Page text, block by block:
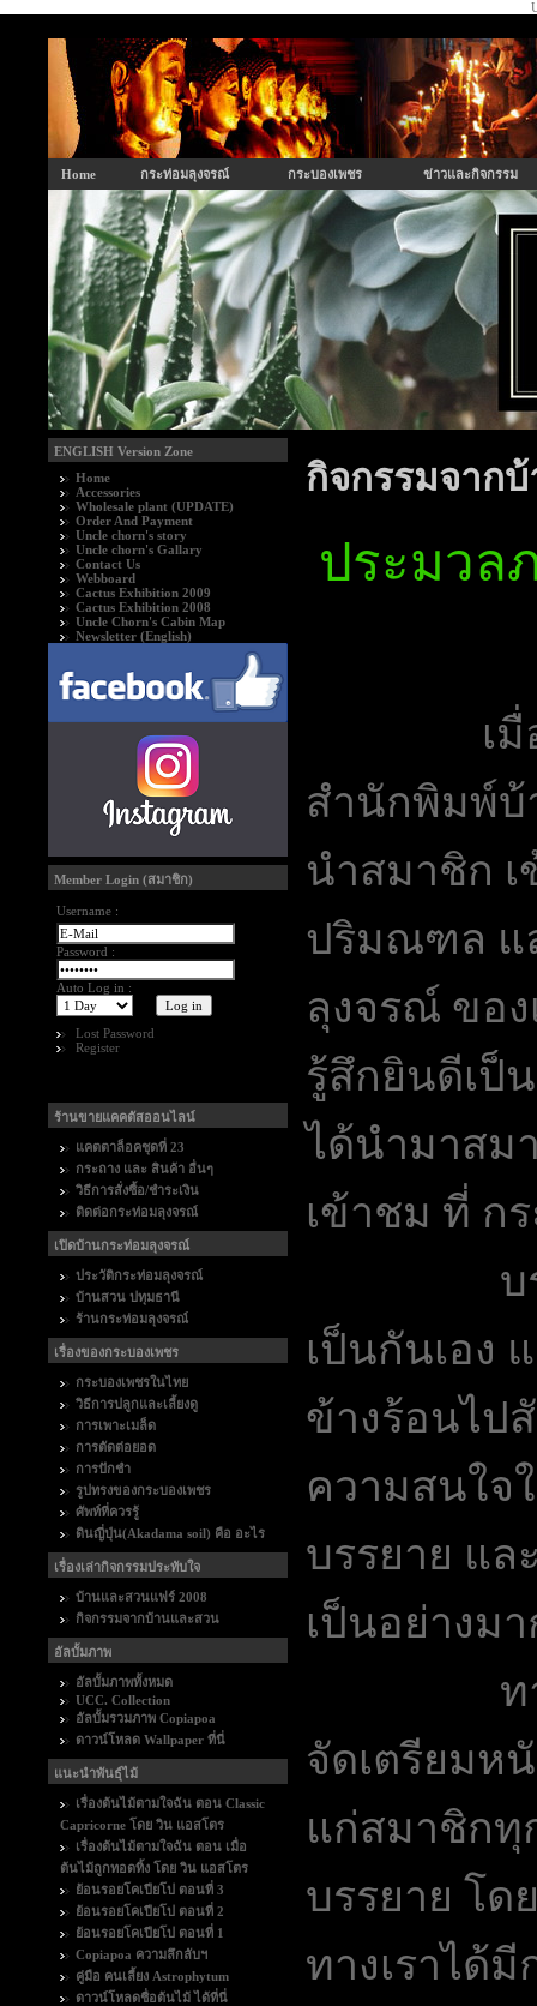
Home กระท่อมลุงจรณ์ กระบองเพชร ข่าวและกิจกรรม
ENGLISH Version Zone
Home
Accessories
Wholesale plant (UPDATE)
Order And Payment
Uncle chorn's story
Uncle chorn's Gallary
Contact Us
Webboard
Cactus Exhibition 2009
Cactus Exhibition 2008
Uncle Chorn's Cabin Map
Newsletter (English)
Member Login (สมาชิก)
Username :
Password :
Auto Log in :
Lost Password
Register
ร้านขายแคคตัสออนไลน์
แคตตาล็อคชุดที่ 23
กระถาง และ สินค้า อื่นๆ
วิธีการสั่งซื้อ/ชำระเงิน
ติดต่อกระท่อมลุงจรณ์
เปิดบ้านกระท่อมลุงจรณ์
ประวัติกระท่อมลุงจรณ์
บ้านสวน ปทุมธานี
ร้านกระท่อมลุงจรณ์
เรื่องของกระบองเพชร
กระบองเพชรในไทย
วิธีการปลูกและเลี้ยงดู
การเพาะเมล็ด
การตัดต่อยอด
การปักชำ
รูปทรงของกระบองเพชร
ศัพท์ที่ควรรู้
ดินญี่ปุ่น(Akadama soil) คือ อะไร
เรื่องเล่ากิจกรรมประทับใจ
บ้านและสวนแฟร์ 2008
กิจกรรมจากบ้านและสวน
อัลบั้มภาพ
อัลบั้มภาพทั้งหมด
UCC. Collection
อัลบั้มรวมภาพ Copiapoa
ดาวน์โหลด Wallpaper ที่นี่
แนะนำพันธุ์ไม้
เรื่องต้นไม้ตามใจฉัน ตอน Classic
Capricorne โดย วิน แอสโตร
เรื่องต้นไม้ตามใจฉัน ตอน เมื่อ
ต้นไม้ถูกทอดทิ้ง โดย วิน แอสโตร
ย้อนรอยโคเปียโป ตอนที่ 3
ย้อนรอยโคเปียโป ตอนที่ 2
ย้อนรอยโคเปียโป ตอนที่ 1
Copiapoa ความลึกลับฯ
คู่มือ คนเลี้ยง Astrophytum
ดาวน์โหลดชื่อต้นไม้ ได้ที่นี่
กิจกรรมจาก
ประมวล
เมื่
สำนักพิมพ์บ้
นำสมาชิก
ปริมณฑล แ
ลุงจรณ์ ของ
รู้สึกยินดีเป็
ได้นำมาสม
เข้าชม ที่ ก
บรรยา
เป็นกันเอง
ข้างร้อนไป
ความสนใจ
บรรยาย แ
เป็นอย่างม
ทางกร
จัดเตรียมห
แก่สมาชิกทุ
บรรยาย โด
ทางเราได้